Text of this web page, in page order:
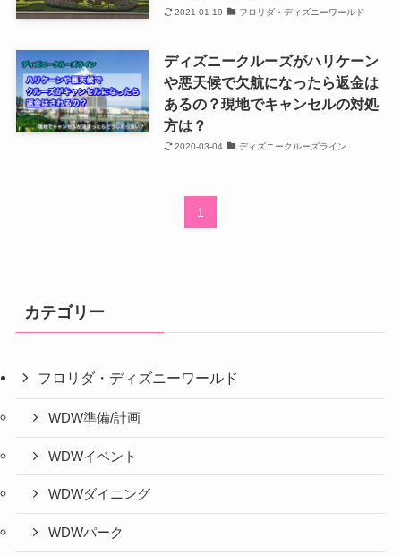
2021-01-19 フロリダ・ディズニーワールド
ディズニークルーズがハリケーン
や悪天候で欠航になったら返金は
あるの？現地でキャンセルの対処
方は？
2020-03-04 ディズニークルーズライン
1
カテゴリー
フロリダ・ディズニーワールド
WDW準備/計画
WDWイベント
WDWダイニング
WDWパーク